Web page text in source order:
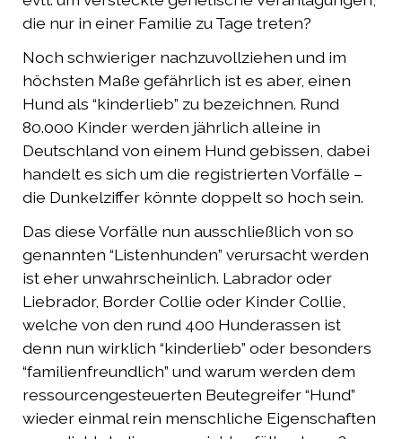
die nur in einer Familie zu Tage treten?
Noch schwieriger nachzuvollziehen und im
höchsten Maße gefährlich ist es aber, einen
Hund als “kinderlieb” zu bezeichnen. Rund
80.000 Kinder werden jährlich alleine in
Deutschland von einem Hund gebissen, dabei
handelt es sich um die registrierten Vorfälle –
die Dunkelziffer könnte doppelt so hoch sein.
Das diese Vorfälle nun ausschließlich von so
genannten “Listenhunden” verursacht werden
ist eher unwahrscheinlich. Labrador oder
Liebrador, Border Collie oder Kinder Collie,
welche von den rund 400 Hunderassen ist
denn nun wirklich “kinderlieb” oder besonders
“familienfreundlich” und warum werden dem
ressourcengesteuerten Beutegreifer “Hund”
wieder einmal rein menschliche Eigenschaften